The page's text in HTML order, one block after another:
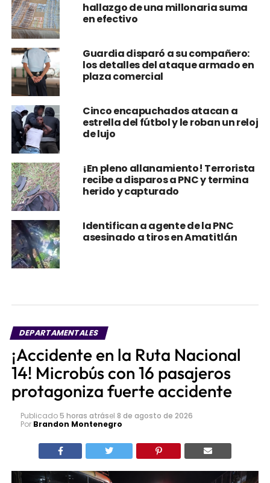
hallazgo de una millonaria suma
en efectivo
Guardia disparó a su compañero:
los detalles del ataque armado en
plaza comercial
Cinco encapuchados atacan a
estrella del fútbol y le roban un reloj
de lujo
¡En pleno allanamiento! Terrorista
recibe a disparos a PNC y termina
herido y capturado
Identifican a agente de la PNC
asesinado a tiros en Amatitlán
DEPARTAMENTALES
¡Accidente en la Ruta Nacional
14! Microbús con 16 pasajeros
protagoniza fuerte accidente
Publicado5 horas atrásel 8 de agosto de 2026
Por Brandon Montenegro